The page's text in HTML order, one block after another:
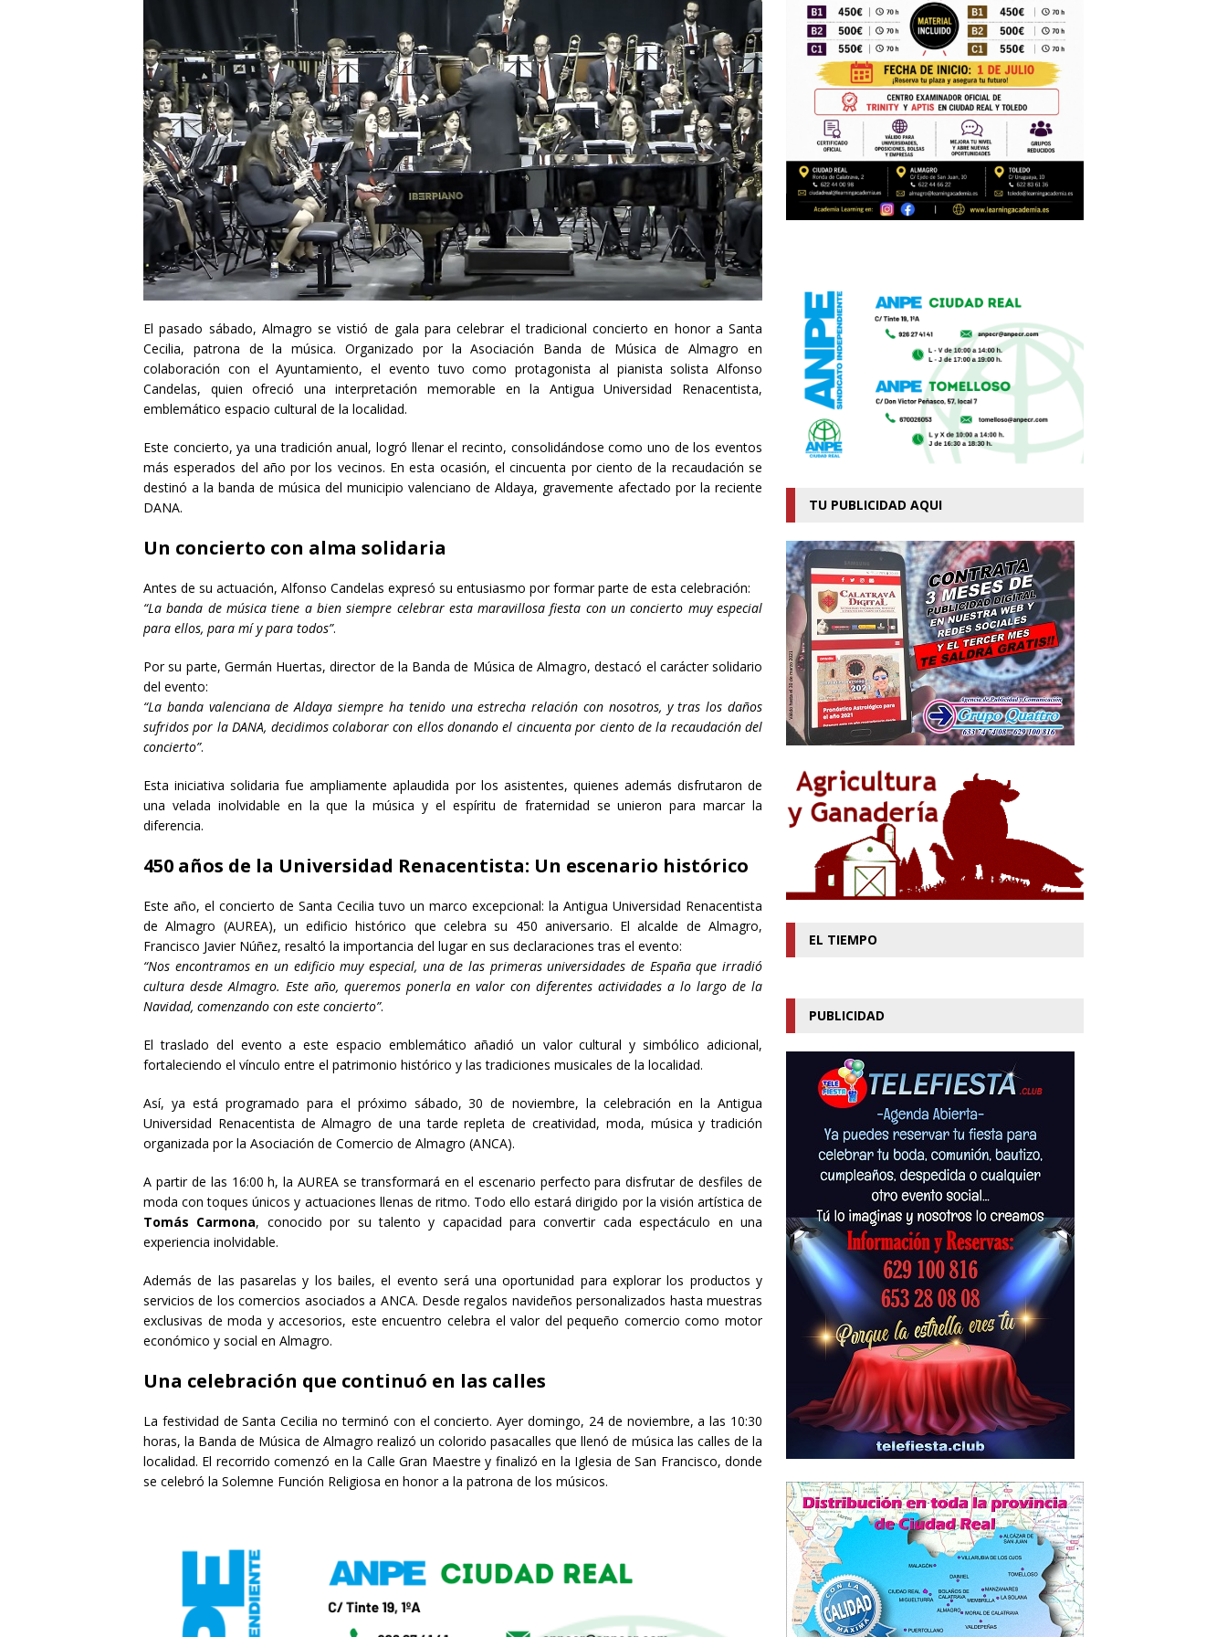
El pasado sábado, Almagro se vistió de gala para celebrar el tradicional concierto en honor a Santa
Cecilia, patrona de la música. Organizado por la Asociación Banda de Música de Almagro en
colaboración con el Ayuntamiento, el evento tuvo como protagonista al pianista solista Alfonso
Candelas, quien ofreció una interpretación memorable en la Antigua Universidad Renacentista,
emblemático espacio cultural de la localidad.
Este concierto, ya una tradición anual, logró llenar el recinto, consolidándose como uno de los eventos
más esperados del año por los vecinos. En esta ocasión, el cincuenta por ciento de la recaudación se
destinó a la banda de música del municipio valenciano de Aldaya, gravemente afectado por la reciente
DANA.
Un concierto con alma solidaria
Antes de su actuación, Alfonso Candelas expresó su entusiasmo por formar parte de esta celebración:
“La banda de música tiene a bien siempre celebrar esta maravillosa fiesta con un concierto muy especial
para ellos, para mí y para todos”.
Por su parte, Germán Huertas, director de la Banda de Música de Almagro, destacó el carácter solidario
del evento:
“La banda valenciana de Aldaya siempre ha tenido una estrecha relación con nosotros, y tras los daños
sufridos por la DANA, decidimos colaborar con ellos donando el cincuenta por ciento de la recaudación del
concierto”.
Esta iniciativa solidaria fue ampliamente aplaudida por los asistentes, quienes además disfrutaron de
una velada inolvidable en la que la música y el espíritu de fraternidad se unieron para marcar la
diferencia.
450 años de la Universidad Renacentista: Un escenario histórico
Este año, el concierto de Santa Cecilia tuvo un marco excepcional: la Antigua Universidad Renacentista
de Almagro (AUREA), un edificio histórico que celebra su 450 aniversario. El alcalde de Almagro,
Francisco Javier Núñez, resaltó la importancia del lugar en sus declaraciones tras el evento:
“Nos encontramos en un edificio muy especial, una de las primeras universidades de España que irradió
cultura desde Almagro. Este año, queremos ponerla en valor con diferentes actividades a lo largo de la
Navidad, comenzando con este concierto”.
El traslado del evento a este espacio emblemático añadió un valor cultural y simbólico adicional,
fortaleciendo el vínculo entre el patrimonio histórico y las tradiciones musicales de la localidad.
Así, ya está programado para el próximo sábado, 30 de noviembre, la celebración en la Antigua
Universidad Renacentista de Almagro de una tarde repleta de creatividad, moda, música y tradición
organizada por la Asociación de Comercio de Almagro (ANCA).
A partir de las 16:00 h, la AUREA se transformará en el escenario perfecto para disfrutar de desfiles de
moda con toques únicos y actuaciones llenas de ritmo. Todo ello estará dirigido por la visión artística de
Tomás Carmona, conocido por su talento y capacidad para convertir cada espectáculo en una
experiencia inolvidable.
Además de las pasarelas y los bailes, el evento será una oportunidad para explorar los productos y
servicios de los comercios asociados a ANCA. Desde regalos navideños personalizados hasta muestras
exclusivas de moda y accesorios, este encuentro celebra el valor del pequeño comercio como motor
económico y social en Almagro.
Una celebración que continuó en las calles
La festividad de Santa Cecilia no terminó con el concierto. Ayer domingo, 24 de noviembre, a las 10:30
horas, la Banda de Música de Almagro realizó un colorido pasacalles que llenó de música las calles de la
localidad. El recorrido comenzó en la Calle Gran Maestre y finalizó en la Iglesia de San Francisco, donde
se celebró la Solemne Función Religiosa en honor a la patrona de los músicos.
TU PUBLICIDAD AQUI
EL TIEMPO
PUBLICIDAD